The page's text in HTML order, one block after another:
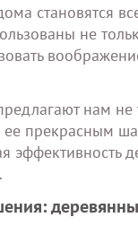
становятся
не
нам
ее прекрасным